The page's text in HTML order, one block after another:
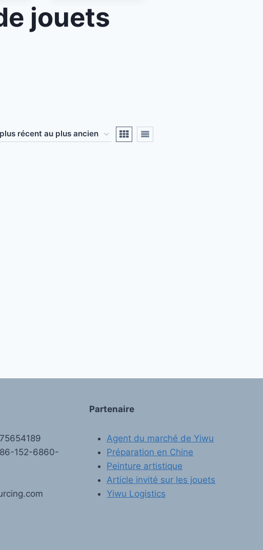
jouets
152-6860-
Partenaire
Agent du marché de Yiwu
Préparation en Chine
Peinture artistique
Article invité sur les jouets
Yiwu Logistics